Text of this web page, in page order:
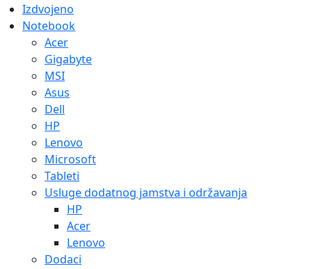
Izdvojeno
Notebook
Acer
Gigabyte
MSI
Asus
Dell
HP
Lenovo
Microsoft
Tableti
Usluge dodatnog jamstva i održavanja
HP
Acer
Lenovo
Dodaci